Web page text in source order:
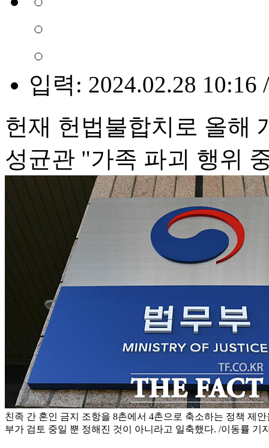
입력: 2024.02.28 10:16
헌재 헌법불합치로 올해
성균관 "가족 파괴 행위
친족 간 혼인 금지 조항을 8촌에서 4촌으로 축소하는 정책 제
부가 검토 중일 뿐 정해진 것이 아니라고 일축했다. /이동률 기